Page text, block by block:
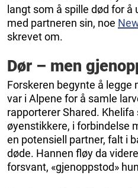
langt som å spille død for
med partneren sin, noe
skrevet om.
Dør – men
Forskeren begynte å legge
var i Alpene for å samle
rapporterer Shared. Khelifa
øyenstikkere, i forbindelse
en potensiell partner, falt i
døde. Hannen fløy da
forsvant, «gjenoppstod»